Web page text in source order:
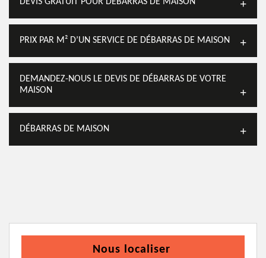
PRIX PAR M² D’UN SERVICE DE DÉBARRAS DE MAISON
DEMANDEZ-NOUS LE DEVIS DE DÉBARRAS DE VOTRE
MAISON
DÉBARRAS DE MAISON
Nous localiser